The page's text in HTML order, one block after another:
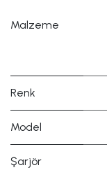
Malzeme
Renk
Model
Şarjör